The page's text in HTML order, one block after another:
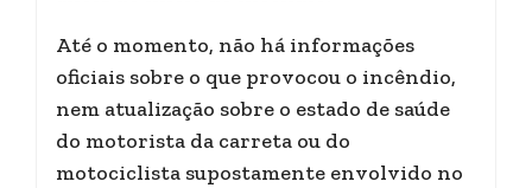
Até o momento, não há informações
oficiais sobre o que provocou o incêndio,
nem atualização sobre o estado de saúde
do motorista da carreta ou do
motociclista supostamente envolvido no